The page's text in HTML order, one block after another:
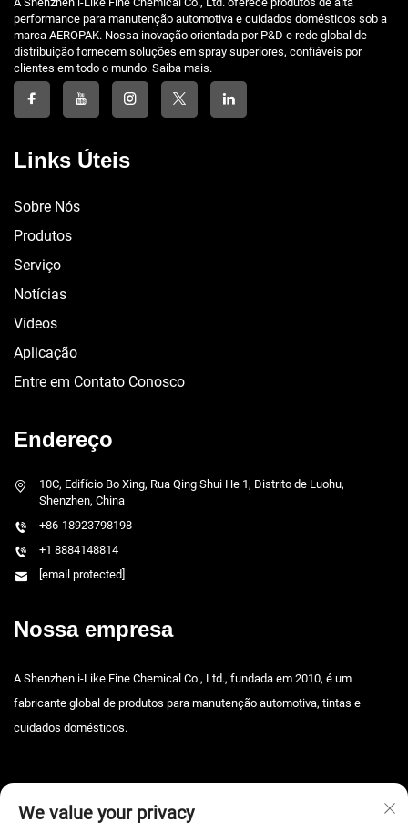
performance para manutenção automotiva e cuidados domésticos sob a
marca AEROPAK. Nossa inovação orientada por P&D e rede global de
distribuição fornecem soluções em spray superiores, confiáveis por
clientes em todo o mundo. Saiba mais.
Links Úteis
Sobre Nós
Produtos
Serviço
Notícias
Vídeos
Aplicação
Entre em Contato Conosco
Endereço
10C, Edifício Bo Xing, Rua Qing Shui He 1, Distrito de Luohu,
Shenzhen, China
+86-18923798198
+1 8884148814
[email protected]
Nossa empresa
A Shenzhen i-Like Fine Chemical Co., Ltd., fundada em 2010, é um
fabricante global de produtos para manutenção automotiva, tintas e
cuidados domésticos.
We value your privacy